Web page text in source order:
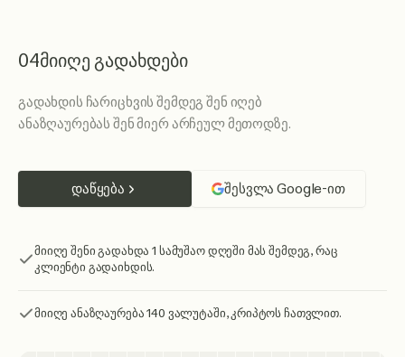
04მიიღე გადახდები
გადახდის ჩარიცხვის შემდეგ შენ იღებ
ანაზღაურებას შენ მიერ არჩეულ მეთოდზე.
დაწყება შესვლა Google-ით
მიიღე შენი გადახდა 1 სამუშაო დღეში მას შემდეგ, რაც
კლიენტი გადაიხდის.
მიიღე ანაზღაურება 140 ვალუტაში, კრიპტოს ჩათვლით.